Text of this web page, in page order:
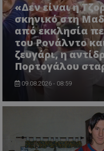
«Δεν είναι η
σκηνικό στη
από εκκλησία
του Ρονάλντο
ζευγάρι, η
Πορτογάλου
09.08.2026 - 08:59